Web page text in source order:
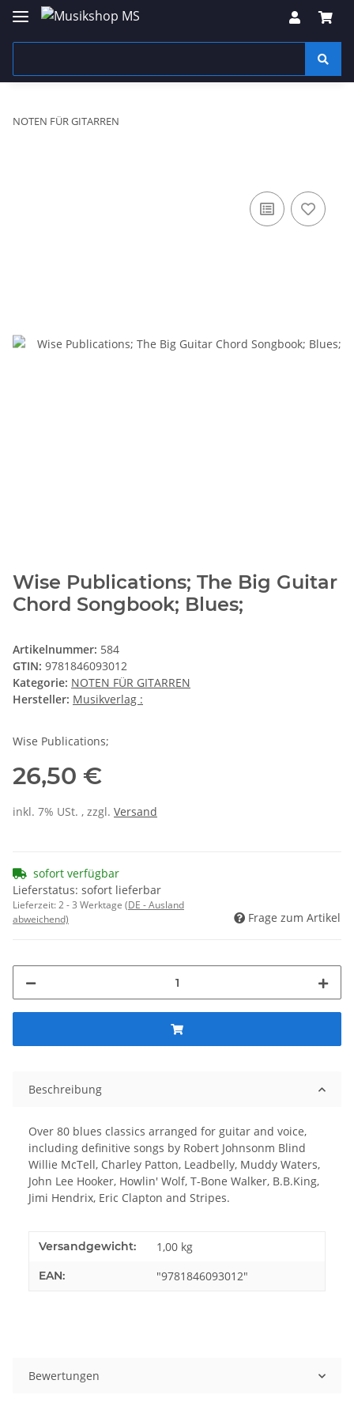
NOTEN FÜR GITARREN
Wise Publications; The Big Guitar
Chord Songbook; Blues;
Artikelnummer: 584
GTIN: 9781846093012
Kategorie: NOTEN FÜR GITARREN
Hersteller: Musikverlag :
Wise Publications;
26,50 €
inkl. 7% USt. , zzgl. Versand
sofort verfügbar
Lieferstatus: sofort lieferbar
Lieferzeit:2 - 3 Werktage (DE - Ausland
abweichend)
Frage zum Artikel
Beschreibung
Over 80 blues classics arranged for guitar and voice,
including definitive songs by Robert Johnsonm Blind
Willie McTell, Charley Patton, Leadbelly, Muddy Waters,
John Lee Hooker, Howlin' Wolf, T-Bone Walker, B.B.King,
Jimi Hendrix, Eric Clapton and Stripes.
Versandgewicht: 1,00 kg
EAN: "9781846093012"
Bewertungen